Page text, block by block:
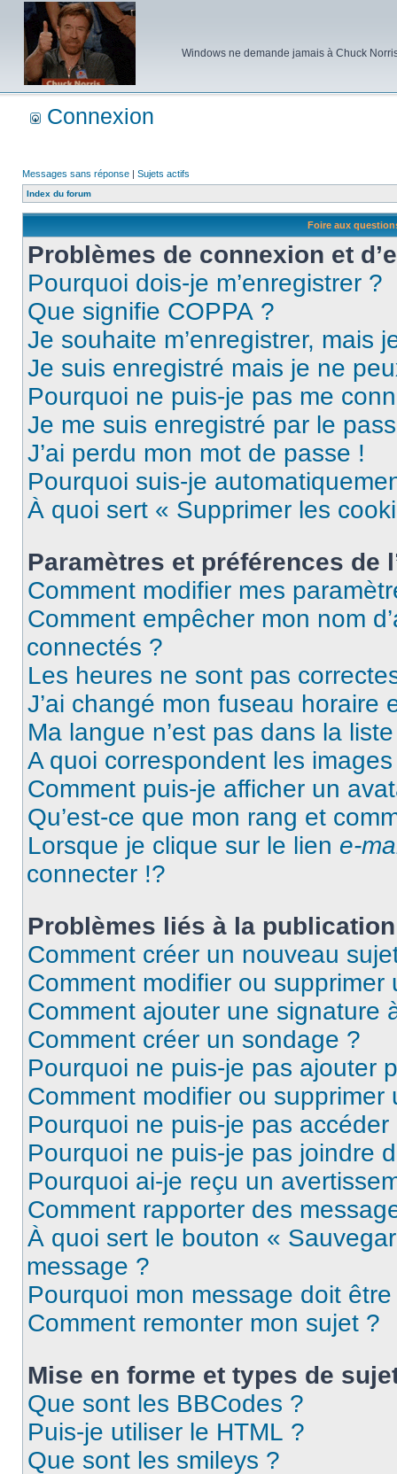
Windows ne demande jamais à Chuck
Connexion
Messages sans réponse | Sujets actifs
Index du forum
Foire aux
Problèmes de connexion et
Pourquoi dois-je m’enregistrer ?
Que signifie COPPA ?
Je souhaite m’enregistrer, mais
Je suis enregistré mais je ne
Pourquoi ne puis-je pas me
Je me suis enregistré par le
J’ai perdu mon mot de passe !
Pourquoi suis-je
À quoi sert « Supprimer les
Paramètres et préférences de
Comment modifier mes
Comment empêcher mon nom
connectés ?
Les heures ne sont pas
J’ai changé mon fuseau horaire
Ma langue n’est pas dans la
A quoi correspondent les
Comment puis-je afficher un
Qu’est-ce que mon rang et
Lorsque je clique sur le lien e-
connecter !?
Problèmes liés à la
Comment créer un nouveau
Comment modifier ou supprimer
Comment ajouter une signature
Comment créer un sondage ?
Pourquoi ne puis-je pas ajouter
Comment modifier ou supprimer
Pourquoi ne puis-je pas
Pourquoi ne puis-je pas joindre
Pourquoi ai-je reçu un
Comment rapporter des
À quoi sert le bouton «
message ?
Pourquoi mon message doit
Comment remonter mon sujet ?
Mise en forme et types de
Que sont les BBCodes ?
Puis-je utiliser le HTML ?
Que sont les smileys ?